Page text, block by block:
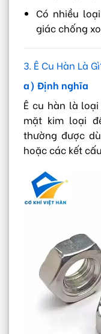
Có nhiều
giác chống
3. Ê Cu Hàn Là
a) Định nghĩa
Ê cu hàn là
mặt kim loại
thường được
hoặc các kết